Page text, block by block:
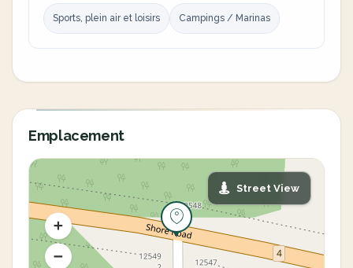
Sports, plein air et loisirs Campings / Marinas
Emplacement
Street View